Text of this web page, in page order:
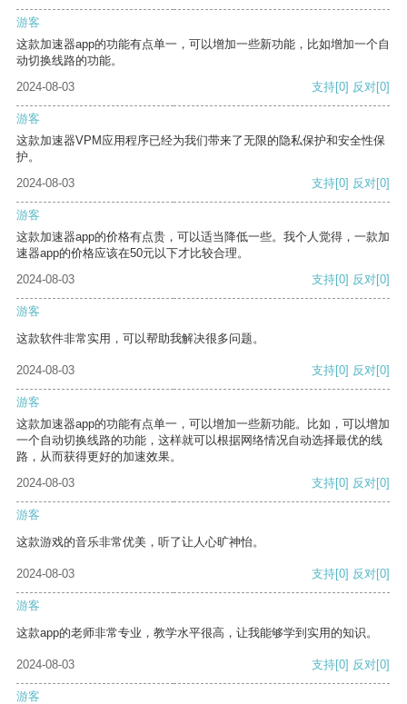
游客
这款加速器app的功能有点单一，可以增加一些新功能，比如增加一个自
动切换线路的功能。
2024-08-03
支持[0] 反对[0]
游客
这款加速器VPM应用程序已经为我们带来了无限的隐私保护和安全性保
护。
2024-08-03
支持[0] 反对[0]
游客
这款加速器app的价格有点贵，可以适当降低一些。我个人觉得，一款加
速器app的价格应该在50元以下才比较合理。
2024-08-03
支持[0] 反对[0]
游客
这款软件非常实用，可以帮助我解决很多问题。
2024-08-03 支持[0] 反对[0]
游客
这款加速器app的功能有点单一，可以增加一些新功能。比如，可以增加
一个自动切换线路的功能，这样就可以根据网络情况自动选择最优的线
路，从而获得更好的加速效果。
2024-08-03
支持[0] 反对[0]
游客
这款游戏的音乐非常优美，听了让人心旷神怡。
2024-08-03 支持[0] 反对[0]
游客
这款app的老师非常专业，教学水平很高，让我能够学到实用的知识。
2024-08-03 支持[0] 反对[0]
游客